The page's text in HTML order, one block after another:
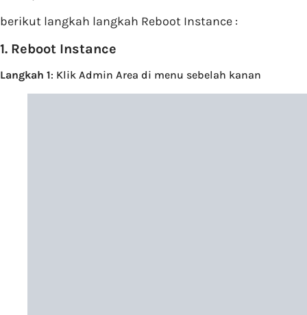
berikut langkah langkah Reboot Instance :
1. Reboot Instance
Langkah 1: Klik Admin Area di menu sebelah kanan